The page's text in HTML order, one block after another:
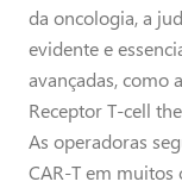
da oncologia, a
evidente e
avançadas, como
Receptor T-cell
As operadoras
CAR-T em muitos